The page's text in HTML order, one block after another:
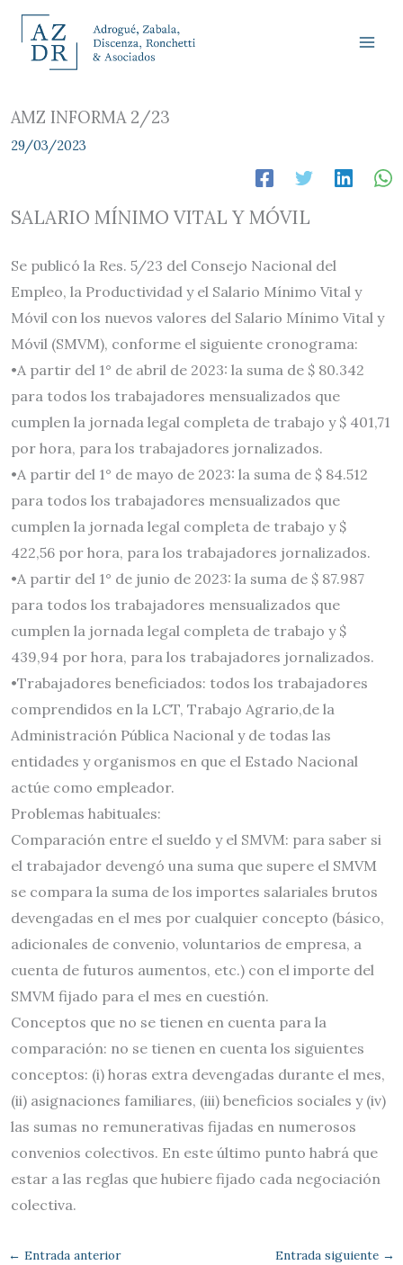
contenido
AMZ INFORMA 2/23
29/03/2023
SALARIO MÍNIMO VITAL Y MÓVIL
Se publicó la Res. 5/23 del Consejo Nacional del
Empleo, la Productividad y el Salario Mínimo Vital y
Móvil con los nuevos valores del Salario Mínimo Vital y
Móvil (SMVM), conforme el siguiente cronograma:
•A partir del 1° de abril de 2023: la suma de $ 80.342
para todos los trabajadores mensualizados que
cumplen la jornada legal completa de trabajo y $ 401,71
por hora, para los trabajadores jornalizados.
•A partir del 1° de mayo de 2023: la suma de $ 84.512
para todos los trabajadores mensualizados que
cumplen la jornada legal completa de trabajo y $
422,56 por hora, para los trabajadores jornalizados.
•A partir del 1° de junio de 2023: la suma de $ 87.987
para todos los trabajadores mensualizados que
cumplen la jornada legal completa de trabajo y $
439,94 por hora, para los trabajadores jornalizados.
•Trabajadores beneficiados: todos los trabajadores
comprendidos en la LCT, Trabajo Agrario,de la
Administración Pública Nacional y de todas las
entidades y organismos en que el Estado Nacional
actúe como empleador.
Problemas habituales:
Comparación entre el sueldo y el SMVM: para saber si
el trabajador devengó una suma que supere el SMVM
se compara la suma de los importes salariales brutos
devengadas en el mes por cualquier concepto (básico,
adicionales de convenio, voluntarios de empresa, a
cuenta de futuros aumentos, etc.) con el importe del
SMVM fijado para el mes en cuestión.
Conceptos que no se tienen en cuenta para la
comparación: no se tienen en cuenta los siguientes
conceptos: (i) horas extra devengadas durante el mes,
(ii) asignaciones familiares, (iii) beneficios sociales y (iv)
las sumas no remunerativas fijadas en numerosos
convenios colectivos. En este último punto habrá que
estar a las reglas que hubiere fijado cada negociación
colectiva.
← Entrada anterior Entrada siguiente →